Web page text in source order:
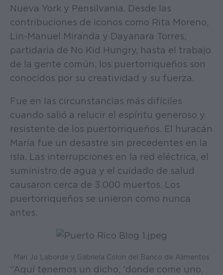
Nueva York y Pensilvania. Desde las
contribuciones de iconos como Rita Moreno,
Lin-Manuel Miranda y Dayanara Torres,
partidaria de No Kid Hungry, hasta el trabajo
de la gente común, los puertorriqueños son
conocidos por su creatividad y su fuerza.
Fue en las circunstancias más difíciles
cuando salió a relucir el espíritu generoso y
resistente de los puertorriqueños. El huracán
María fue un desastre sin precedentes en la
isla. Las interrupciones en la red eléctrica, el
suministro de agua y el cuidado de salud
causaron cerca de 3.000 muertos. Los
puertorriqueños se unieron como nunca
antes.
Mari Jo Laborde y Gabriela Colon del Banco de Alimentos
“Aquí tenemos un dicho, ‘donde come uno,